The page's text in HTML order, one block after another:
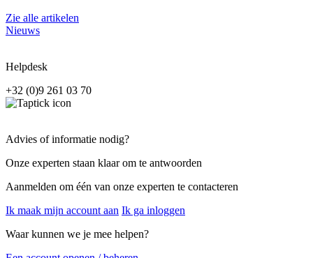
Zie alle artikelen
Nieuws
Helpdesk
+32 (0)9 261 03 70
Advies of informatie nodig?
Onze experten staan klaar om te antwoorden
Aanmelden om één van onze experten te contacteren
Ik maak mijn account aan Ik ga inloggen
Waar kunnen we je mee helpen?